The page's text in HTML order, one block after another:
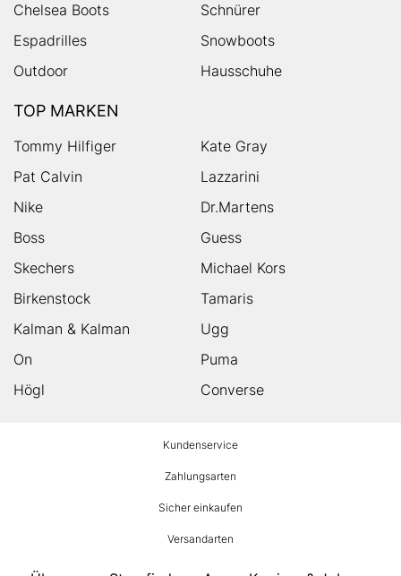
Chelsea Boots
Schnürer
Espadrilles
Snowboots
Outdoor
Hausschuhe
TOP MARKEN
Tommy Hilfiger
Kate Gray
Pat Calvin
Lazzarini
Nike
Dr.Martens
Boss
Guess
Skechers
Michael Kors
Birkenstock
Tamaris
Kalman & Kalman
Ugg
On
Puma
Högl
Converse
Kundenservice
Zahlungsarten
Sicher einkaufen
Versandarten